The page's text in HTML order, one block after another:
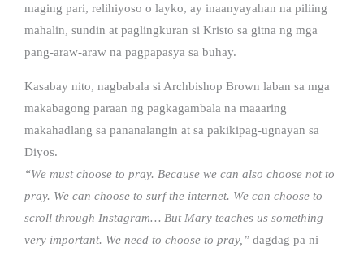
maging pari, relihiyoso o layko, ay inaanyayahan na piliing
mahalin, sundin at paglingkuran si Kristo sa gitna ng mga
pang-araw-araw na pagpapasya sa buhay.
Kasabay nito, nagbabala si Archbishop Brown laban sa mga
makabagong paraan ng pagkagambala na maaaring
makahadlang sa pananalangin at sa pakikipag-ugnayan sa
Diyos.
“We must choose to pray. Because we can also choose not to
pray. We can choose to surf the internet. We can choose to
scroll through Instagram… But Mary teaches us something
very important. We need to choose to pray,” dagdag pa ni